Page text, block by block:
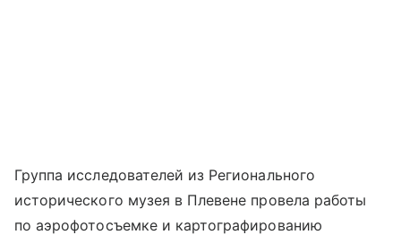
Группа исследователей из Регионального
исторического музея в Плевене провела работы
по аэрофотосъемке и картографированию